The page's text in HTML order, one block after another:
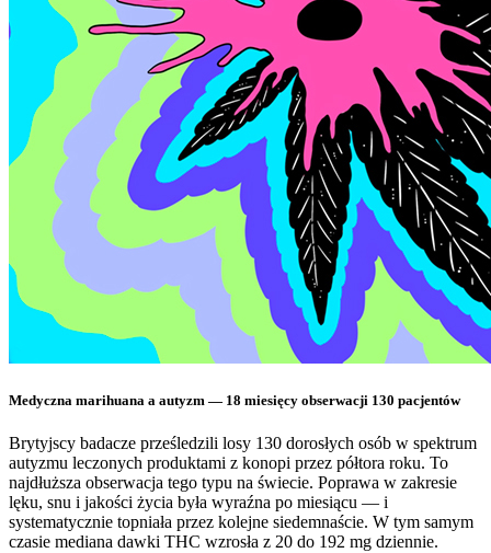
Medyczna marihuana a autyzm — 18 miesięcy obserwacji 130 pacjentów
Brytyjscy badacze prześledzili losy 130 dorosłych osób w spektrum
autyzmu leczonych produktami z konopi przez półtora roku. To
najdłuższa obserwacja tego typu na świecie. Poprawa w zakresie
lęku, snu i jakości życia była wyraźna po miesiącu — i
systematycznie topniała przez kolejne siedemnaście. W tym samym
czasie mediana dawki THC wzrosła z 20 do 192 mg dziennie.